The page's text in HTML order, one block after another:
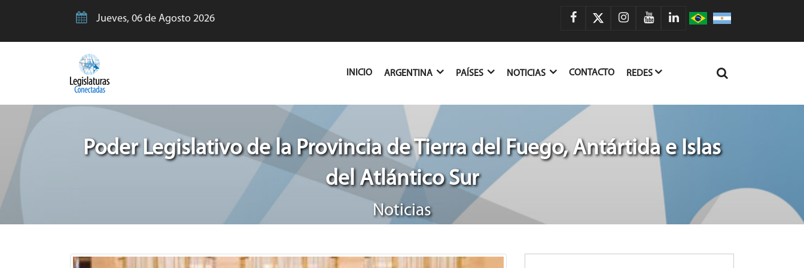
Jueves, 06 de Agosto 2026
INICIO(CURRENT)
ARGENTINA PAÍSES NOTICIAS CONTACTO REDES
Poder Legislativo de la Provincia de Tierra del Fuego, Antártida e Islas
del Atlántico Sur
Noticias